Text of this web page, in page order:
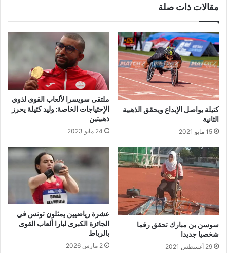
مقالات ذات صلة
كتيلة يواصل الإبداع ويحقق الذهبية
الثانية
15 مايو 2021
ملتقى سويسرا لألعاب القوى لذوي
الإحتياجات الخاصة: وليد كتيلة يحرز
ذهبيتين
24 مايو 2023
سوسن بن مبارك تحقق رقما
شخصيا جديدا
29 أغسطس 2021
عشرة رياضيين يمثلون تونس في
الجائزة الكبرى لبارا ألعاب القوى
بالرباط
2 مارس 2026